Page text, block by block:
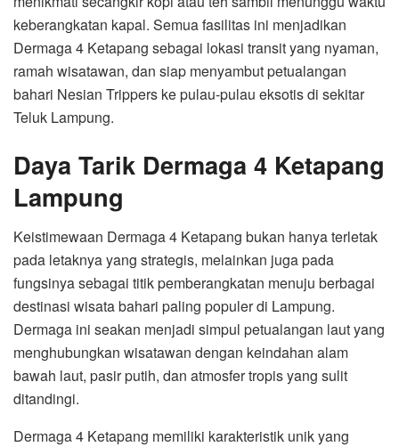
keberangkatan kapal. Semua fasilitas ini menjadikan
Dermaga 4 Ketapang sebagai lokasi transit yang nyaman,
ramah wisatawan, dan siap menyambut petualangan
bahari Nesian Trippers ke pulau-pulau eksotis di sekitar
Teluk Lampung.
Daya Tarik Dermaga 4 Ketapang
Lampung
Keistimewaan Dermaga 4 Ketapang bukan hanya terletak
pada letaknya yang strategis, melainkan juga pada
fungsinya sebagai titik pemberangkatan menuju berbagai
destinasi wisata bahari paling populer di Lampung.
Dermaga ini seakan menjadi simpul petualangan laut yang
menghubungkan wisatawan dengan keindahan alam
bawah laut, pasir putih, dan atmosfer tropis yang sulit
ditandingi.
Dermaga 4 Ketapang memiliki karakteristik unik yang